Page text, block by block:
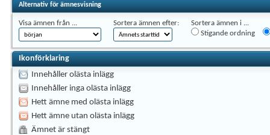
Alternativ för ämnesvisning
Visa ämnen från ... Sortera ämnen efter:
Sortera ämnen i ...
Stigande ordning
Ikonförklaring
Innehåller olästa inlägg
Innehåller inga olästa inlägg
Hett ämne med olästa inlägg
Hett ämne utan olästa inlägg
Ämnet är stängt